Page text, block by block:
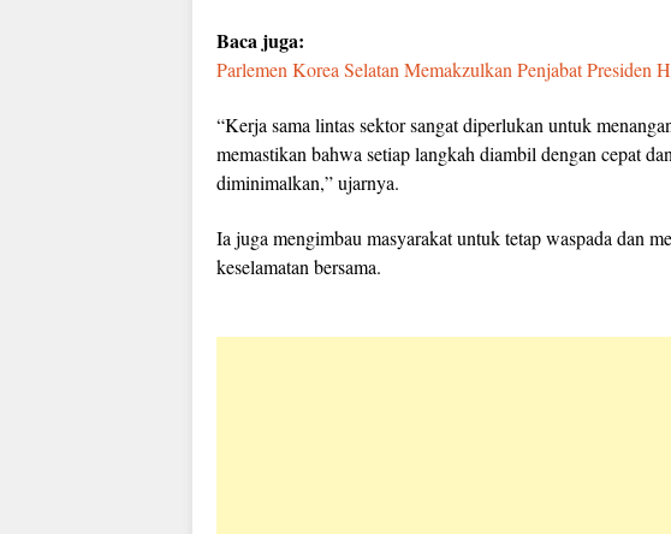
Baca juga:
Parlemen Korea Selatan Memakzulkan Penjabat Presiden
“Kerja sama lintas sektor sangat diperlukan untuk
memastikan bahwa setiap langkah diambil dengan cepat
diminimalkan,” ujarnya.
Ia juga mengimbau masyarakat untuk tetap waspada dan
keselamatan bersama.